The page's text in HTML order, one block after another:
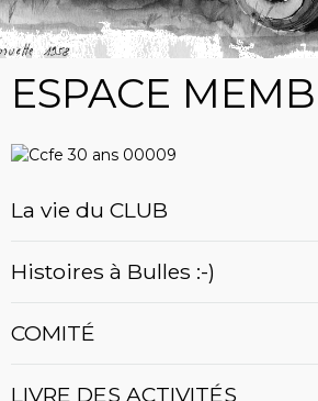
ESPACE
La vie du CLUB
Histoires à Bulles :-)
COMITÉ
LIVRE DES ACTIVITÉS